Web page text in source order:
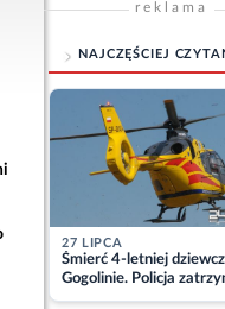
reklama
NAJCZĘŚCIEJ
27 LIPCA
Śmierć 4-letniej
Gogolinie. Policja
matkę